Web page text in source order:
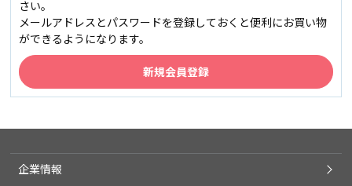
さい。
メールアドレスとパスワードを登録しておくと便利にお買い物
ができるようになります。
企業情報